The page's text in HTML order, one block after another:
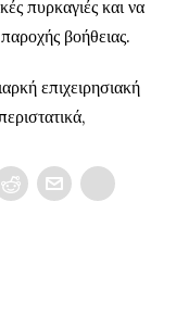
πυρκαγιές και να
βοήθειας.
επιχειρησιακή